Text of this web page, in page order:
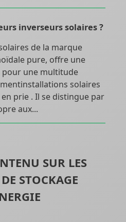
inverseurs solaires ?
de la marque
pure, offre une
une multitude
solaires
prie . Il se distingue par
aux...
SUR LES
STOCKAGE